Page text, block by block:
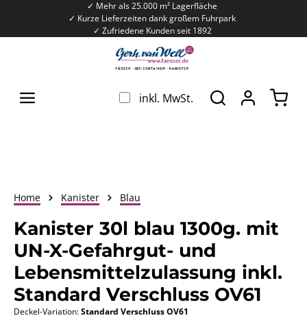
Zum Hauptinhalt springen
✓ Mehr als 25.000 m² Lagerfläche
✓ Kurze Lieferzeiten dank großem Fuhrpark
✓ Zufriedene Kunden seit 1892
inkl. MwSt.
Home Kanister Blau
Kanister 30l blau 1300g. mit
UN-X-Gefahrgut- und
Lebensmittelzulassung inkl.
Standard Verschluss OV61
Deckel-Variation:Standard Verschluss OV61